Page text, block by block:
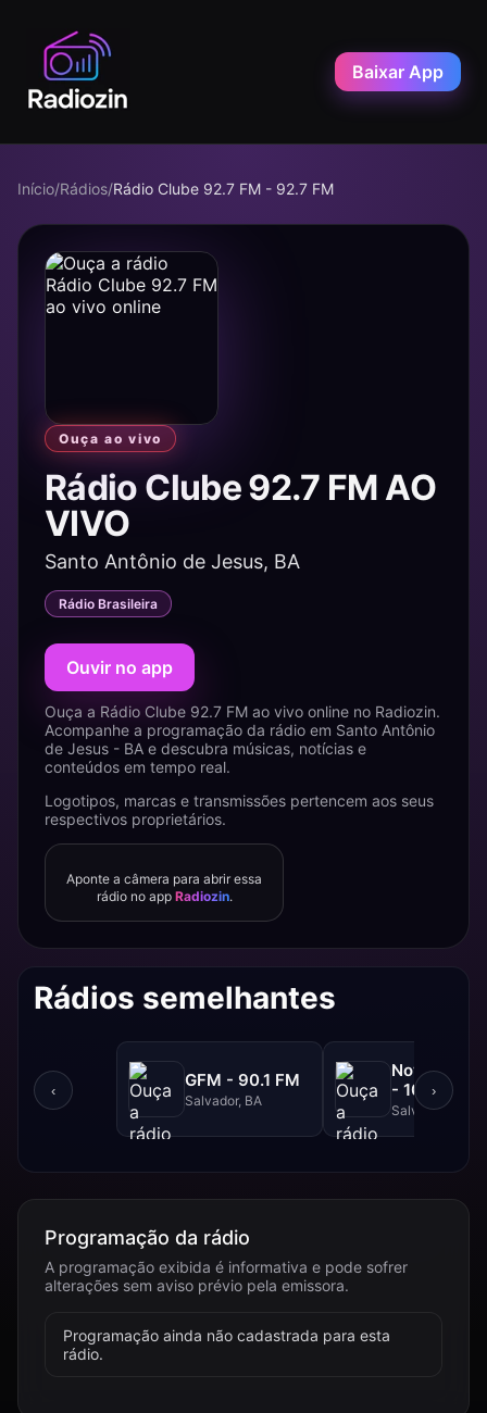
Baixar App
Início/Rádios/Rádio Clube 92.7 FM - 92.7 FM
Ouça ao vivo
Rádio Clube 92.7 FM AO
VIVO
Santo Antônio de Jesus, BA
Rádio Brasileira
Ouvir no app
Ouça a Rádio Clube 92.7 FM ao vivo online no Radiozin.
Acompanhe a programação da rádio em Santo Antônio
de Jesus - BA e descubra músicas, notícias e
conteúdos em tempo real.
Logotipos, marcas e transmissões pertencem aos seus
respectivos proprietários.
Aponte a câmera para abrir essa
rádio no app Radiozin.
Rádios semelhantes
‹
GFM - 90.1 FM
Salvador, BA
NovaBrasil
- 104.7 FM
Salvador, BA
›
Programação da rádio
A programação exibida é informativa e pode sofrer
alterações sem aviso prévio pela emissora.
Programação ainda não cadastrada para esta
rádio.